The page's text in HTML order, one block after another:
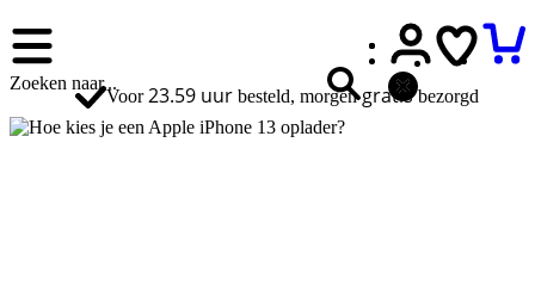
Voor23.59 uurbesteld, morgengratisbezorgd